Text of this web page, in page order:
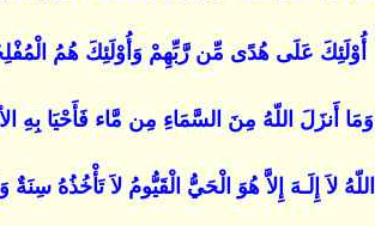
أُوْلَئِكَ عَلَى هُدًى مِّن رَّبِّهِمْ وَأُوْلَئِكَ هُمُ
وَمَا أَنزَلَ اللّهُ مِنَ السَّمَاءِ مِن مَّاء فَأَحْيَا
اللّهُ لاَ إِلَـهَ إِلاَّ هُوَ الْحَيُّ الْقَيُّومُ لاَ تَأْخُذُهُ